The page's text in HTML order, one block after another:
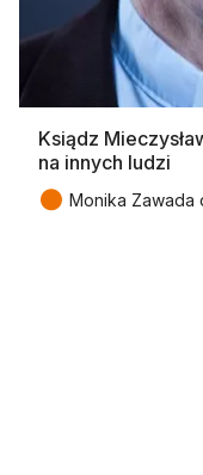
Ksiądz
na innych ludzi
● Monika Zawada